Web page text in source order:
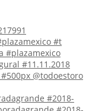
#t
#2018-